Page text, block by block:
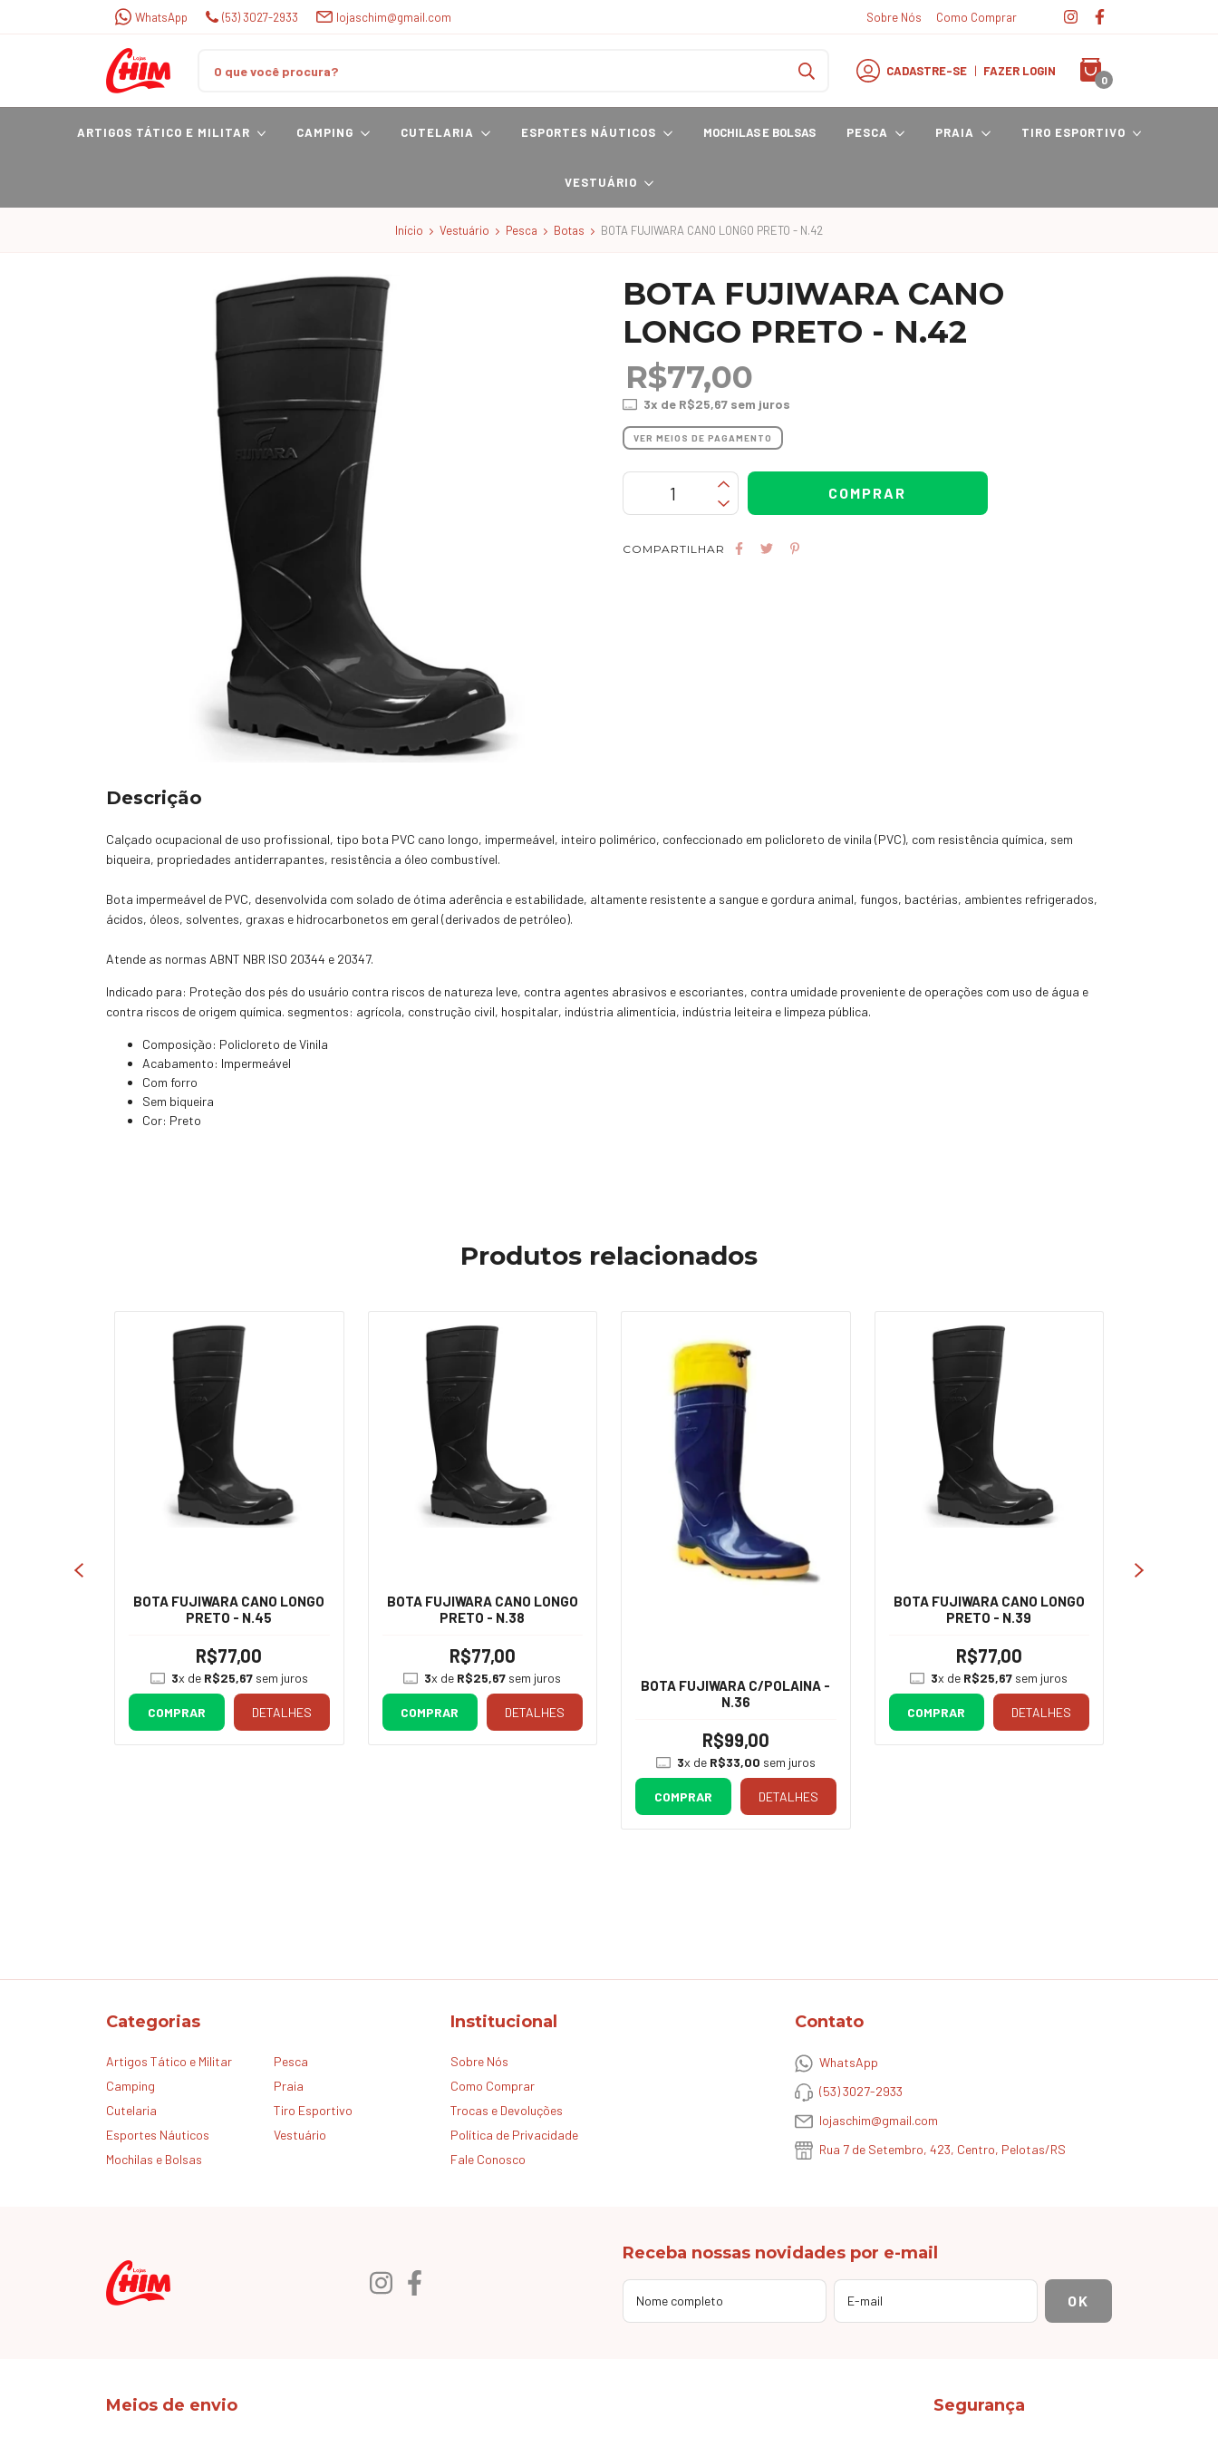
WhatsApp (53) 3027-2933 lojaschim@gmail.com Sobre Nós Como Comprar
CADASTRE-SE | FAZER LOGIN
0
ARTIGOS TÁTICO E MILITAR CAMPING CUTELARIA ESPORTES NÁUTICOS MOCHILAS E BOLSAS PESCA PRAIA TIRO ESPORTIVO
VESTUÁRIO
Início Vestuário Pesca Botas BOTA FUJIWARA CANO LONGO PRETO - N.42
BOTA FUJIWARA CANO
LONGO PRETO - N.42
R$77,00
3x de R$25,67sem juros
VER MEIOS DE PAGAMENTO
COMPARTILHAR
Descrição
Calçado ocupacional de uso profissional, tipo bota PVC cano longo, impermeável, inteiro polimérico, confeccionado em policloreto de vinila (PVC), com resistência química, sem
biqueira, propriedades antiderrapantes, resistência a óleo combustível.
Bota impermeável de PVC, desenvolvida com solado de ótima aderência e estabilidade, altamente resistente a sangue e gordura animal, fungos, bactérias, ambientes refrigerados,
ácidos, óleos, solventes, graxas e hidrocarbonetos em geral (derivados de petróleo).
Atende as normas ABNT NBR ISO 20344 e 20347.
Indicado para: Proteção dos pés do usuário contra riscos de natureza leve, contra agentes abrasivos e escoriantes, contra umidade proveniente de operações com uso de água e
contra riscos de origem química. segmentos: agrícola, construção civil, hospitalar, indústria alimentícia, indústria leiteira e limpeza pública.
Composição: Policloreto de Vinila
Acabamento: Impermeável
Com forro
Sem biqueira
Cor: Preto
Produtos relacionados
BOTA FUJIWARA CANO LONGO
PRETO - N.45
R$77,00
3x de R$25,67sem juros
COMPRAR DETALHES
BOTA FUJIWARA CANO LONGO
PRETO - N.38
R$77,00
3x de R$25,67 sem juros
COMPRAR DETALHES
BOTA FUJIWARA C/POLAINA -
N.36
R$99,00
3x de R$33,00 sem juros
COMPRAR DETALHES
BOTA FUJIWARA CANO LONGO
PRETO - N.39
R$77,00
3x de R$25,67 sem juros
COMPRAR DETALHES
Categorias
Artigos Tático e Militar
Camping
Cutelaria
Esportes Náuticos
Mochilas e Bolsas
Pesca
Praia
Tiro Esportivo
Vestuário
Institucional
Sobre Nós
Como Comprar
Trocas e Devoluções
Política de Privacidade
Fale Conosco
Contato
WhatsApp
(53) 3027-2933
lojaschim@gmail.com
Rua 7 de Setembro, 423, Centro, Pelotas/RS
Receba nossas novidades por e-mail
Meios de envio Segurança